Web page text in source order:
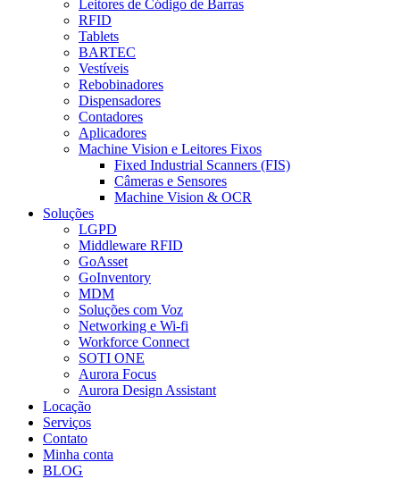
Leitores de Código de Barras
RFID
Tablets
BARTEC
Vestíveis
Rebobinadores
Dispensadores
Contadores
Aplicadores
Machine Vision e Leitores Fixos
Fixed Industrial Scanners (FIS)
Câmeras e Sensores
Machine Vision & OCR
Soluções
LGPD
Middleware RFID
GoAsset
GoInventory
MDM
Soluções com Voz
Networking e Wi-fi
Workforce Connect
SOTI ONE
Aurora Focus
Aurora Design Assistant
Locação
Serviços
Contato
Minha conta
BLOG